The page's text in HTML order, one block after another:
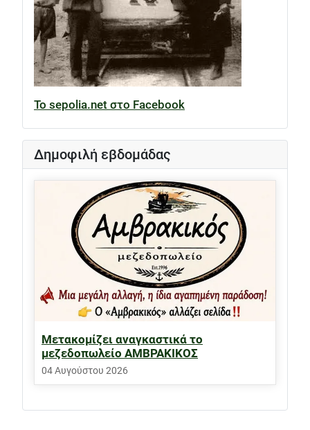
Το sepolia.net στο Facebook
Δημοφιλή εβδομάδας
Μετακομίζει αναγκαστικά το
μεζεδοπωλείο ΑΜΒΡΑΚΙΚΟΣ
04 Αυγούστου 2026